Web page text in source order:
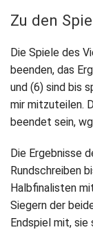
Zu den
Die Spiele des
beenden, das
und (6) sind bis
mir mitzuteilen.
beendet sein,
Die Ergebnisse
Rundschreiben
Halbfinalisten
Siegern der
Endspiel mit, sie